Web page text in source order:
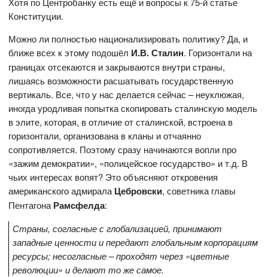
Конституции.
Можно ли полностью национализировать политику? Да, и
ближе всех к этому подошёл И.В. Сталин. Горизонтали на
границах отсекаются и закрываются внутри страны,
лишаясь возможности расшатывать государственную
вертикаль. Все, что у нас делается сейчас – неуклюжая,
иногда уродливая попытка скопировать сталинскую модель
в элите, которая, в отличие от сталинской, встроена в
горизонтали, организована в кланы и отчаянно
сопротивляется. Поэтому сразу начинаются вопли про
«зажим демократии», «полицейское государство» и т.д. В
чьих интересах вопят? Это объясняют откровения
американского адмирала Цебровски, советника главы
Пентагона Рамсфелда:
Страны, согласные с глобализацией, принимают
западные ценности и передают глобальным корпорациям
ресурсы; несогласные – проходят через «цветные
революции» и делают то же самое.